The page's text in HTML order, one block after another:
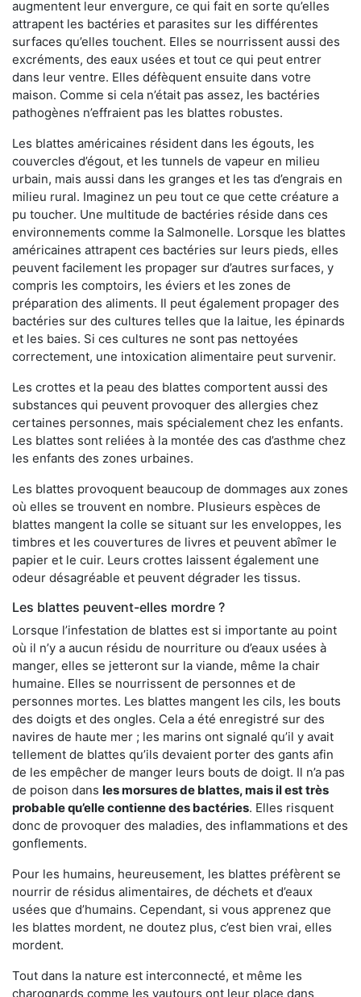
augmentent leur envergure, ce qui fait en sorte qu’elles
attrapent les bactéries et parasites sur les différentes
surfaces qu’elles touchent. Elles se nourrissent aussi des
excréments, des eaux usées et tout ce qui peut entrer
dans leur ventre. Elles défèquent ensuite dans votre
maison. Comme si cela n’était pas assez, les bactéries
pathogènes n’effraient pas les blattes robustes.
Les blattes américaines résident dans les égouts, les
couvercles d’égout, et les tunnels de vapeur en milieu
urbain, mais aussi dans les granges et les tas d’engrais en
milieu rural. Imaginez un peu tout ce que cette créature a
pu toucher. Une multitude de bactéries réside dans ces
environnements comme la Salmonelle. Lorsque les blattes
américaines attrapent ces bactéries sur leurs pieds, elles
peuvent facilement les propager sur d’autres surfaces, y
compris les comptoirs, les éviers et les zones de
préparation des aliments. Il peut également propager des
bactéries sur des cultures telles que la laitue, les épinards
et les baies. Si ces cultures ne sont pas nettoyées
correctement, une intoxication alimentaire peut survenir.
Les crottes et la peau des blattes comportent aussi des
substances qui peuvent provoquer des allergies chez
certaines personnes, mais spécialement chez les enfants.
Les blattes sont reliées à la montée des cas d’asthme chez
les enfants des zones urbaines.
Les blattes provoquent beaucoup de dommages aux zones
où elles se trouvent en nombre. Plusieurs espèces de
blattes mangent la colle se situant sur les enveloppes, les
timbres et les couvertures de livres et peuvent abîmer le
papier et le cuir. Leurs crottes laissent également une
odeur désagréable et peuvent dégrader les tissus.
Les blattes peuvent-elles mordre ?
Lorsque l’infestation de blattes est si importante au point
où il n’y a aucun résidu de nourriture ou d’eaux usées à
manger, elles se jetteront sur la viande, même la chair
humaine. Elles se nourrissent de personnes et de
personnes mortes. Les blattes mangent les cils, les bouts
des doigts et des ongles. Cela a été enregistré sur des
navires de haute mer ; les marins ont signalé qu’il y avait
tellement de blattes qu’ils devaient porter des gants afin
de les empêcher de manger leurs bouts de doigt. Il n’a pas
de poison dans les morsures de blattes, mais il est très
probable qu’elle contienne des bactéries. Elles risquent
donc de provoquer des maladies, des inflammations et des
gonflements.
Pour les humains, heureusement, les blattes préfèrent se
nourrir de résidus alimentaires, de déchets et d’eaux
usées que d’humains. Cependant, si vous apprenez que
les blattes mordent, ne doutez plus, c’est bien vrai, elles
mordent.
Tout dans la nature est interconnecté, et même les
charognards comme les vautours ont leur place dans